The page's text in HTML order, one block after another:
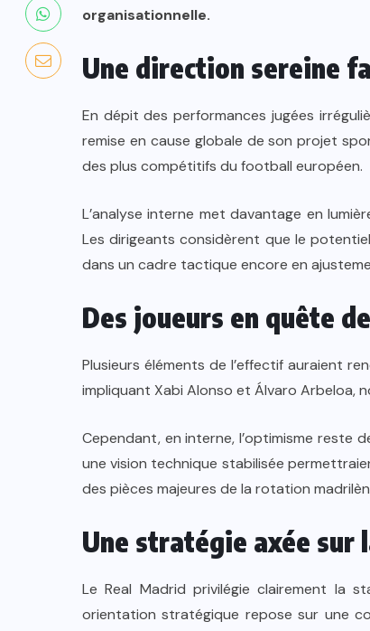
organisationnelle.
Une direction sereine
En dépit des performances jugées
remise en cause globale de son projet
des plus compétitifs du football européen.
L’analyse interne met davantage en
Les dirigeants considèrent que le
dans un cadre tactique encore en
Des joueurs en quête
Plusieurs éléments de l’effectif auraient
impliquant Xabi Alonso et Álvaro Arbeloa,
Cependant, en interne, l’optimisme reste
une vision technique stabilisée
des pièces majeures de la rotation
Une stratégie axée sur
Le Real Madrid privilégie clairement la
orientation stratégique repose sur une